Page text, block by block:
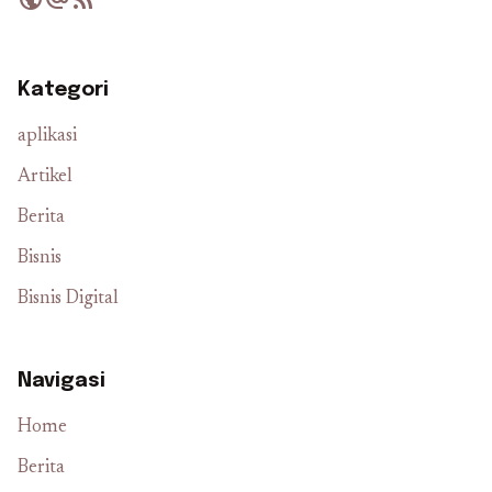
Kategori
aplikasi
Artikel
Berita
Bisnis
Bisnis Digital
Navigasi
Home
Berita